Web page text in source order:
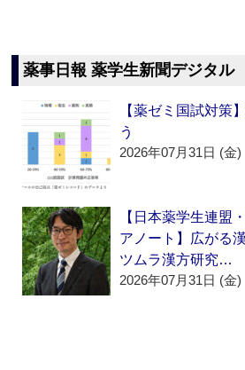
薬事日報 薬学生新聞デジタル
【薬ゼミ国試対策
う
2026年07月31日 (金)
【日本薬学生連盟
アノート】広がる
ツムラ漢方研究…
2026年07月31日 (金)